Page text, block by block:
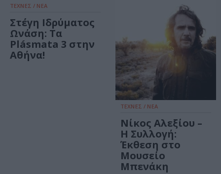
ΤΕΧΝΕΣ / ΝΕΑ
Στέγη Ιδρύματος
Ωνάση: Τα
Plásmata 3 στην
Αθήνα!
ΤΕΧΝΕΣ / ΝΕΑ
Νίκος Αλεξίου –
Η Συλλογή:
Έκθεση στο
Μουσείο
Μπενάκη